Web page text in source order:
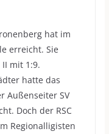
hat im
erreicht. Sie
mit 1:9.
hatte das
Außenseiter SV
Doch der RSC
Regionalligisten